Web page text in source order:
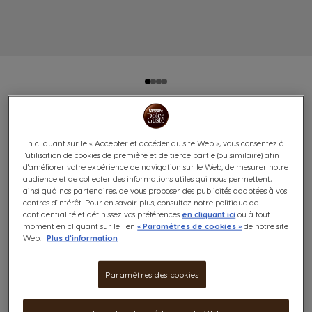
LUNGO PACK AVANTAGE - 96
CAPSULES
Équilibré et torréfié
INTENSITÉ
(0)
Capsules:x96
Profitez de notre Pack Avantage LUNGO NESCAFÉ®
Dolce Gusto® avec un total de 96 capsules café pour
En cliquant sur le « Accepter et accéder au site Web », vous consentez à
l'utilisation de cookies de première et de tierce partie (ou similaire) afin
d'améliorer votre expérience de navigation sur le Web, de mesurer notre
audience et de collecter des informations utiles qui nous permettent,
ainsi qu'à nos partenaires, de vous proposer des publicités adaptées à vos
centres d'intérêt. Pour en savoir plus, consultez notre politique de
confidentialité et définissez vos préférences en cliquant ici ou à tout
moment en cliquant sur le lien« Paramètres de cookies » de notre site
Web.
Plus d'information
Paramètres des cookies